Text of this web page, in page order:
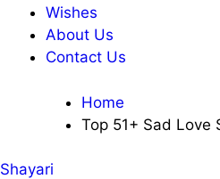
Wishes
About Us
Contact Us
Home
Top 51+ Sad Love
Shayari